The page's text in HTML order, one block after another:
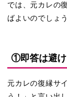
では、元カレの
ばよいのでしょう
①即答は避
元カレの復縁サ